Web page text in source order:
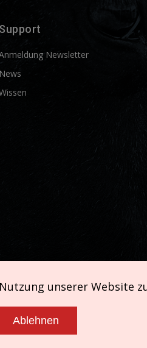
Support
Newsletter
News
unserer Website
Ablehnen